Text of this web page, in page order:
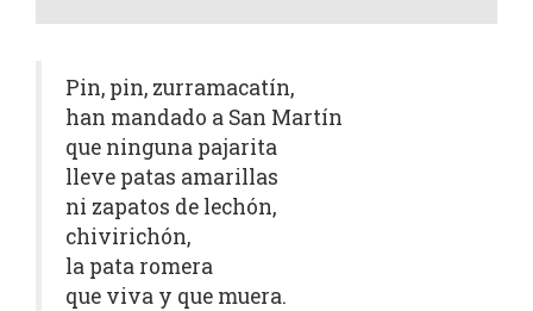
Pin, pin, zurramacatín,
han mandado a San Martín
que ninguna pajarita
lleve patas amarillas
ni zapatos de lechón,
chivirichón,
la pata romera
que viva y que muera.